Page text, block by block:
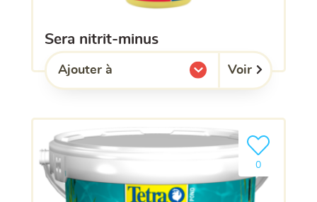
sera nitrit-minus
Ajouter à
l'une de mes listes. Voir
0
Ajouter le